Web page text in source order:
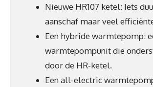
Nieuwe HR107 ketel: Iets
aanschaf maar veel
Een hybride warmtepomp:
warmtepompunit die
door de HR-ketel.
Een all-electric